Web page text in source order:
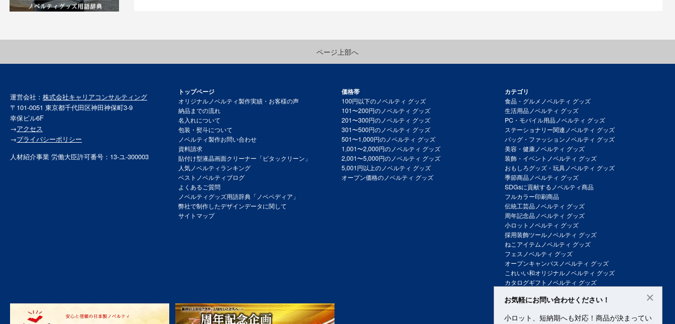
ページ上部へ
運営会社：株式会社キャリアコンサルティング
〒101-0051 東京都千代田区神田神保町3-9
幸保ビル6F
→アクセス
→プライバシーポリシー
人材紹介事業 労働大臣許可番号：13-ユ-300003
トップページ
オリジナルノベルティ製作実績・お客様の声
納品までの流れ
名入れについて
包装・熨斗について
ノベルティ製作お問い合わせ
資料請求
貼付け型液晶画面クリーナー「ピタックリーン」
人気ノベルティランキング
ベストノベルティブログ
よくあるご質問
ノベルティグッズ用語辞典「ノベペディア」
弊社で制作したデザインデータに関して
サイトマップ
価格帯
100円以下のノベルティ グッズ
101〜200円のノベルティ グッズ
201〜300円のノベルティ グッズ
301〜500円のノベルティ グッズ
501〜1,000円のノベルティ グッズ
1,001〜2,000円のノベルティ グッズ
2,001〜5,000円のノベルティ グッズ
5,001円以上のノベルティ グッズ
オープン価格のノベルティ グッズ
カテゴリ
食品・グルメノベルティ グッズ
生活用品ノベルティ グッズ
PC・モバイル用品ノベルティ グッズ
ステーショナリー関連ノベルティ グッズ
バッグ・ファッションノベルティ グッズ
美容・健康ノベルティ グッズ
装飾・イベントノベルティ グッズ
おもしろグッズ・玩具ノベルティ グッズ
季節商品ノベルティ グッズ
SDGsに貢献するノベルティ商品
フルカラー印刷商品
伝統工芸品ノベルティ グッズ
周年記念品ノベルティ グッズ
小ロットノベルティ グッズ
採用装飾ツールノベルティ グッズ
ねこアイテムノベルティ グッズ
フェスノベルティ グッズ
オープンキャンパスノベルティ グッズ
これいい和オリジナルノベルティ グッズ
カタログギフトノベルティ グッズ
お気軽にお問い合わせください！
小ロット、短納期へも対応！商品が決まってい
×